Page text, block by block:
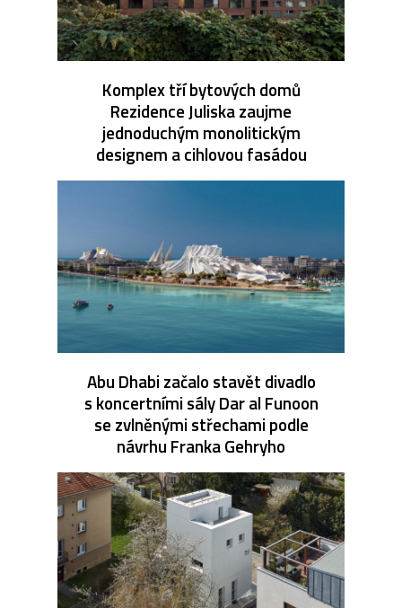
Komplex tří bytových domů
Rezidence Juliska zaujme
jednoduchým monolitickým
designem a cihlovou fasádou
Abu Dhabi začalo stavět divadlo
s koncertními sály Dar al Funoon
se zvlněnými střechami podle
návrhu Franka Gehryho